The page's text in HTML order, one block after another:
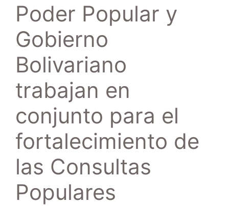
Poder Popular y
Gobierno
Bolivariano
trabajan en
conjunto para el
fortalecimiento de
las Consultas
Populares